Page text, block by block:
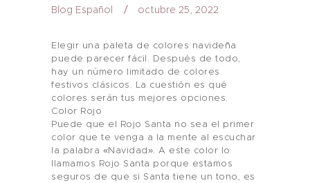
Blog Español octubre 25, 2022
Elegir una paleta de colores navideña
puede parecer fácil. Después de todo,
hay un número limitado de colores
festivos clásicos. La cuestión es qué
colores serán tus mejores opciones.
Color Rojo
Puede que el Rojo Santa no sea el primer
color que te venga a la mente al escuchar
la palabra «Navidad». A este color lo
llamamos Rojo Santa porque estamos
seguros de que si Santa tiene un tono, es